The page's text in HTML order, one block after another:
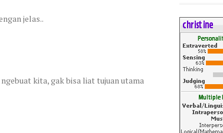
jelas..
kita, gak bisa liat tujuan utama